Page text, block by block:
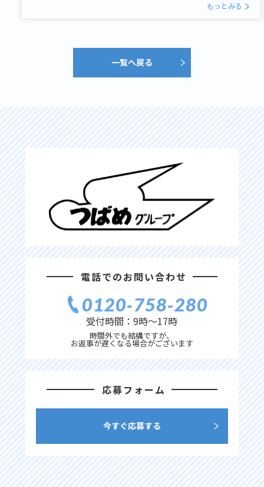
もっとみる
一覧へ戻る
電話でのお問い合わせ
0120‐758‐280
受付時間：9時〜17時
時間外でも結構ですが、
お返事が遅くなる場合がございます
応募フォーム
今すぐ応募する